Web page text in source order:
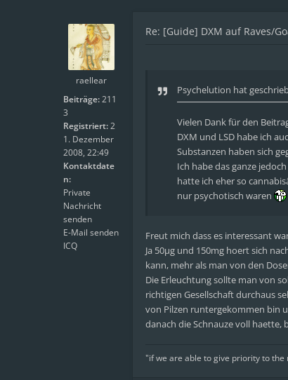
raellear
Beiträge:211
3
Registriert:2
1. Dezember
2008, 22:49
Kontaktdate
n:
Private
Nachricht
senden
E-Mail senden
ICQ
Re: [Guide] DXM auf Raves/
Psychelution hat
Vielen Dank für den
DXM und LSD habe ich
Substanzen haben sich
Ich habe das ganze
hatte ich eher so
nur psychotisch waren
Freut mich dass es interessant
Ja 50µg und 150mg hoert sich
kann, mehr als man von den
Die Erleuchtung sollte man von
richtigen Gesellschaft durchaus
von Pilzen runtergekommen bin
danach die Schnauze voll haette,
"if we are able to give priority to